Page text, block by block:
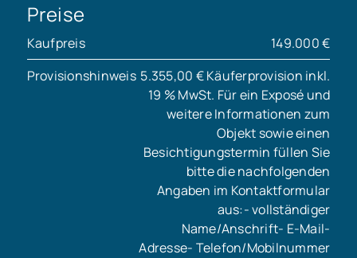
Preise
Kaufpreis
149.000 €
Provisionshinweis 5.355,00 € Käuferprovision inkl.
19 % MwSt. Für ein Exposé und
weitere Informationen zum
Objekt sowie einen
Besichtigungstermin füllen Sie
bitte die nachfolgenden
Angaben im Kontaktformular
aus:- vollständiger
Name/Anschrift- E-Mail-
Adresse- Telefon/Mobilnummer